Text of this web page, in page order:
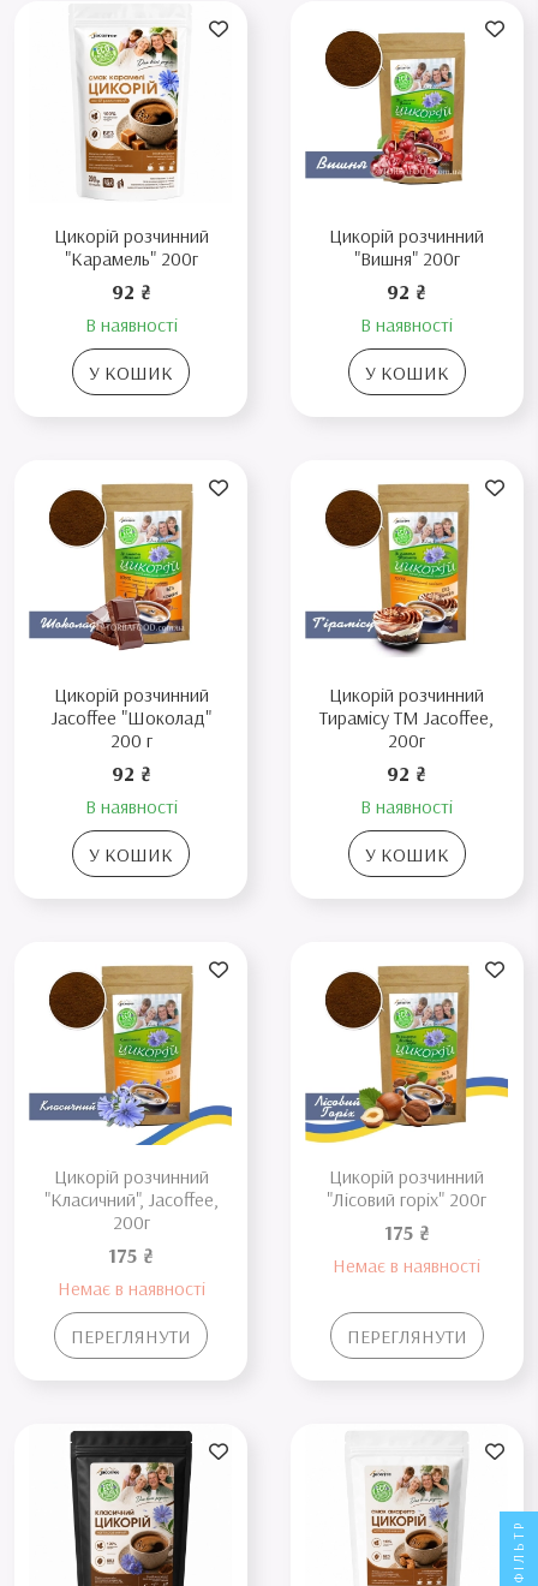
Цикорій розчинний
"Карамель" 200г
92 ₴
В наявності
У КОШИК
Цикорій розчинний
"Вишня" 200г
92 ₴
В наявності
У КОШИК
Цикорій розчинний
Jacoffee "Шоколад"
200 г
92 ₴
В наявності
У КОШИК
Цикорій розчинний
Тирамісу ТМ Jacoffee,
200г
92 ₴
В наявності
У КОШИК
Цикорій розчинний
"Класичний", Jacoffee,
200г
175 ₴
Немає в наявності
ПЕРЕГЛЯНУТИ
Цикорій розчинний
"Лісовий горіх" 200г
175 ₴
Немає в наявності
ПЕРЕГЛЯНУТИ
ФІЛЬТР